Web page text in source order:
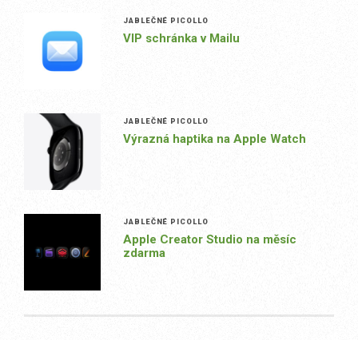
JABLEČNÉ PICOLLO
VIP schránka v Mailu
JABLEČNÉ PICOLLO
Výrazná haptika na Apple Watch
JABLEČNÉ PICOLLO
Apple Creator Studio na měsíc
zdarma